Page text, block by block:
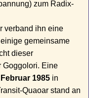
zum Radix-
verband ihn eine
gemeinsame
dieser
Goggolori. Eine
1985 in
Quaoar stand an